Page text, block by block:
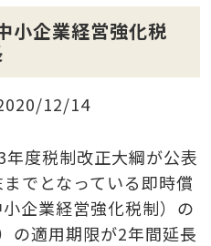
小企業経営強化税
12/14
度税制改正大綱が公表
でとなっている即時償
企業経営強化税制）の
の適用期限が2年間延長